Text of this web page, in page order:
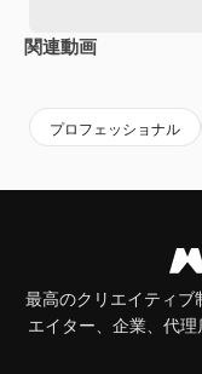
関連動画
プロフェッショナル
最高のクリエイティブ
エイター、企業、代